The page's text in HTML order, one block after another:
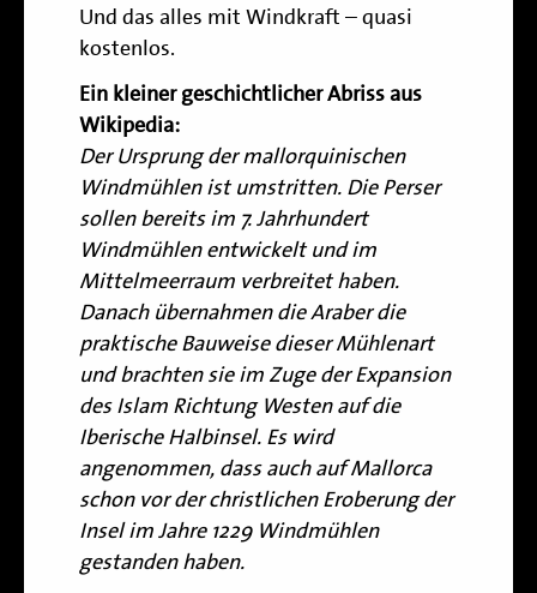
Und das alles mit Windkraft – quasi
kostenlos.
Ein kleiner geschichtlicher Abriss aus
Wikipedia:
Der Ursprung der mallorquinischen
Windmühlen ist umstritten. Die Perser
sollen bereits im 7. Jahrhundert
Windmühlen entwickelt und im
Mittelmeerraum verbreitet haben.
Danach übernahmen die Araber die
praktische Bauweise dieser Mühlenart
und brachten sie im Zuge der Expansion
des Islam Richtung Westen auf die
Iberische Halbinsel. Es wird
angenommen, dass auch auf Mallorca
schon vor der christlichen Eroberung der
Insel im Jahre 1229 Windmühlen
gestanden haben.